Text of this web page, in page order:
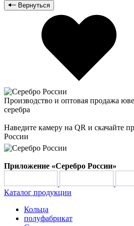
Вернуться
Производство и оптовая продажа
серебра
Наведите камеру на QR и скачайте
России
Приложение «Серебро России»
Каталог продукции
Кольца
полуфабрикат